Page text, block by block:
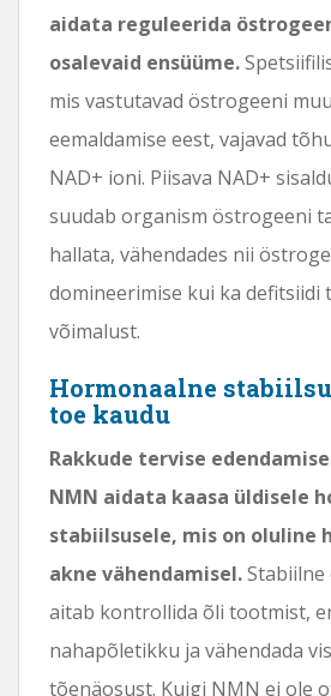
aidata reguleerida
osalevaid ensüüme.
mis vastutavad östrogeeni
eemaldamise eest, vajavad
NAD+ ioni. Piisava NAD+
suudab organism östrogeeni
hallata, vähendades nii
domineerimise kui ka defitsiidi
võimalust.
Hormonaalne
toe kaudu
Rakkude tervise
NMN aidata kaasa üldisele
stabiilsusele, mis on oluline
akne vähendamisel.
aitab kontrollida õli tootmist,
nahapõletikku ja vähendada
tõenäosust. Kuigi NMN ei ole